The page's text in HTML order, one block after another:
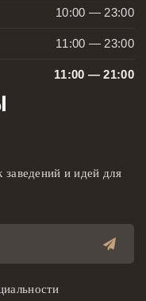
10:00 — 23:00
11:00 — 23:00
11:00 — 21:00
и идей для